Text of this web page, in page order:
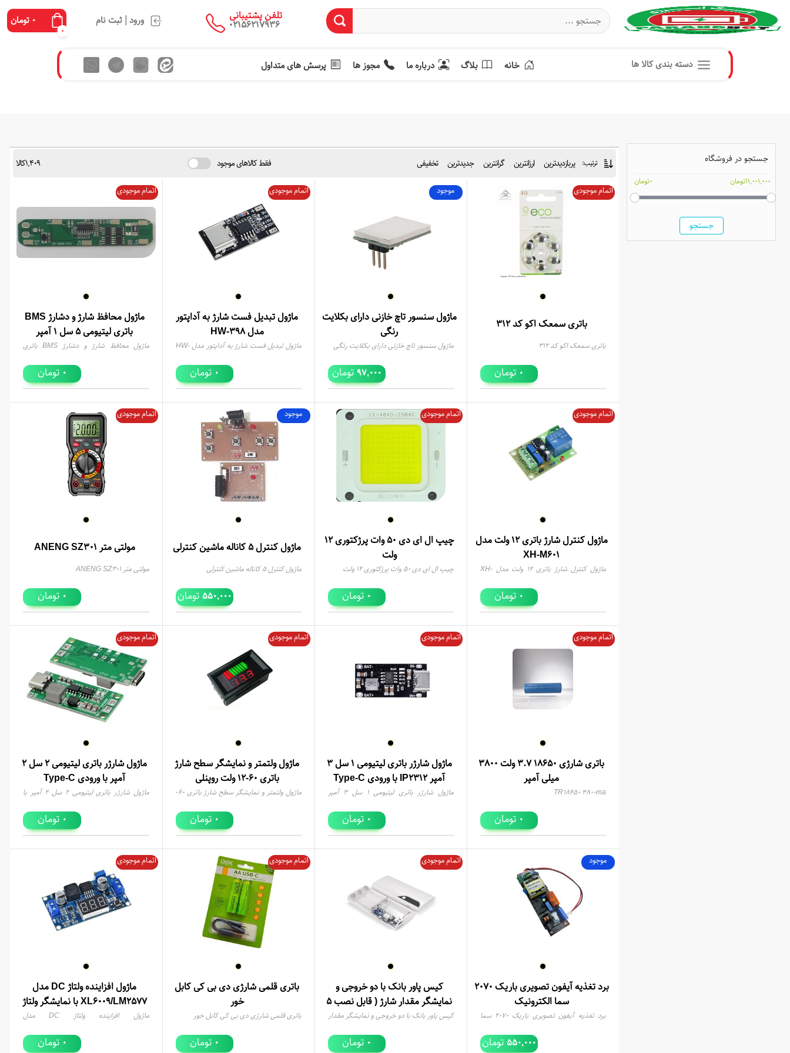
ورود | ثبت نام
0
0 تومان تلفن پشتیبانی
02156217936
دسته بندی کالا ها خانه بلاگ درباره ما مجوز ها پرسش های متداول
جستجو در فروشگاه
11,001,000تومان 0تومان
جستجو
ترتیب: پربازدیدترین ارزانترین گرانترین جدیدترین تخفیفی فقط کالاهای موجود 1,409کالا
باتری سمعک اکو کد 312
باتری سمعک اکو کد 312
0 تومان
اتمام موجودی
ماژول سنسور تاچ خازنی دارای بکلایت
رنگی
ماژول سنسور تاچ خازنی دارای بکلایت رنگی
97,000 تومان
موجود
ماژول تبدیل فست شارژ به آداپتور
مدل HW-398
ماژول تبدیل فست شارژ به آداپتور مدل HW-
0 تومان
اتمام موجودی
ماژول محافظ شارژ و دشارژ BMS
باتری لیتیومی 5 سل 1 آمپر
ماژول محافظ شارژ و دشارژ BMS باتری
0 تومان
اتمام موجودی
ماژول کنترل شارژ باتری 12 ولت مدل
XH-M601
ماژول کنترل شارژ باتری 12 ولت مدل XH-
0 تومان
اتمام موجودی
چیپ ال ای دی 50 وات پرژکتوری 12
ولت
چیپ ال ای دی 50 وات پرژکتوری 12 ولت
0 تومان
اتمام موجودی
ماژول کنترل 5 کاناله ماشین کنترلی
ماژول کنترل 5 کاناله ماشین کنترلی
550,000 تومان
موجود
مولتی متر ANENG SZ301
مولتی متر ANENG SZ301
0 تومان
اتمام موجودی
باتری شارژی 18650 3.7 ولت 3800
میلی آمپر
TR18650 3800ma
0 تومان
اتمام موجودی
ماژول شارژر باتری لیتیومی 1 سل 3
آمپر IP2312 با ورودی Type-C
ماژول شارژر باتری لیتیومی 1 سل 3 آمپر
0 تومان
اتمام موجودی
ماژول ولتمتر و نمایشگر سطح شارژ
باترى 60-12 ولت روپنلی
ماژول ولتمتر و نمایشگر سطح شارژ باترى 60-
0 تومان
اتمام موجودی
ماژول شارژر باتری لیتیومی 2 سل 2
آمپر با ورودی Type-C
ماژول شارژر باتری لیتیومی 2 سل 2 آمپر با
0 تومان
اتمام موجودی
برد تغذیه آیفون تصویری باریک ۲۰۷۰
سما الکترونیک
برد تغذیه آیفون تصویری باریک ۲۰۷۰ سما
550,000 تومان
موجود
کیس پاور بانک با دو خروجی و
نمایشگر مقدار شارژ ( قابل نصب 5
باتری لیتیومی )
کیس پاور بانک با دو خروجی و نمایشگر مقدار
0 تومان
اتمام موجودی
باتری قلمی شارژی دی بی کی کابل
خور
باتری قلمی شارژی دی بی کی کابل خور
0 تومان
اتمام موجودی
ماژول افزاینده ولتاژ DC مدل
XL6009/LM2577 با نمایشگر ولتاژ
ماژول افزاینده ولتاژ DC مدل
0 تومان
اتمام موجودی